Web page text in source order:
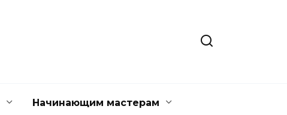
Начинающим мастерам